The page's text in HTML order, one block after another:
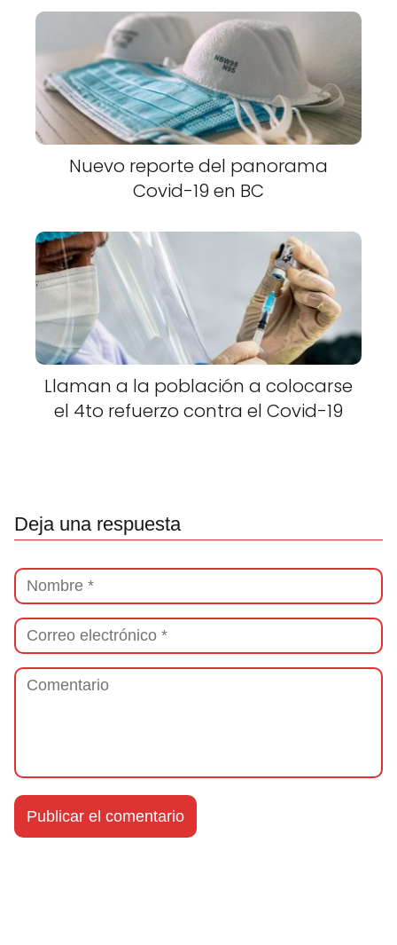
Nuevo reporte del panorama
Covid-19 en BC
Llaman a la población a colocarse
el 4to refuerzo contra el Covid-19
Deja una respuesta